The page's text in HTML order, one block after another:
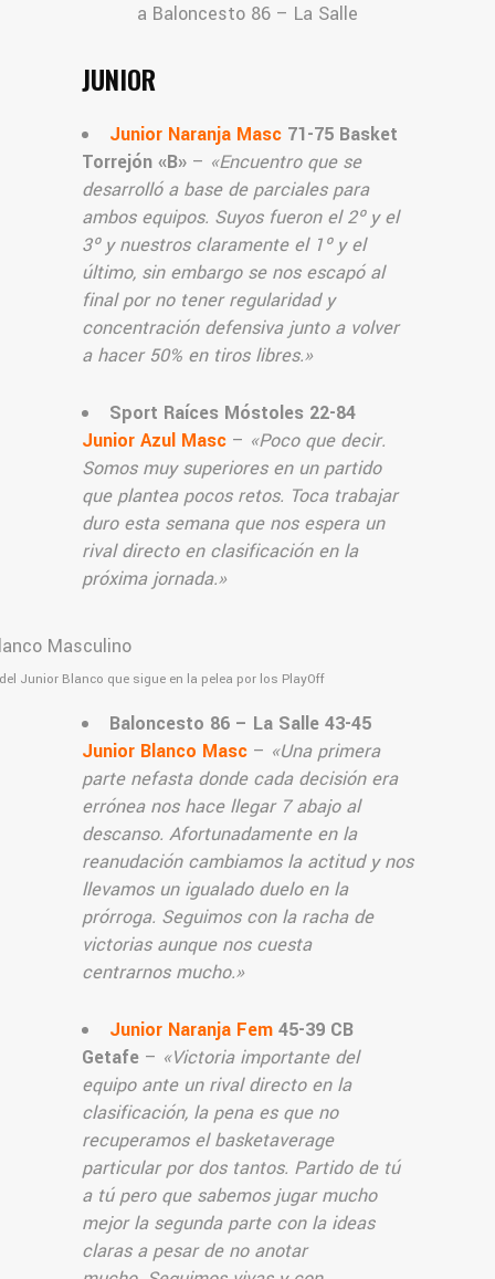
a Baloncesto 86 – La Salle
JUNIOR
Junior Naranja Masc 71-75 Basket
Torrejón «B» – «Encuentro que se
desarrolló a base de parciales para
ambos equipos. Suyos fueron el 2º y el
3º y nuestros claramente el 1º y el
último, sin embargo se nos escapó al
final por no tener regularidad y
concentración defensiva junto a volver
a hacer 50% en tiros libres.»
Sport Raíces Móstoles 22-84
Junior Azul Masc – «Poco que decir.
Somos muy superiores en un partido
que plantea pocos retos. Toca trabajar
duro esta semana que nos espera un
rival directo en clasificación en la
próxima jornada.»
Junior Blanco que sigue en la pelea por los PlayOff
Baloncesto 86 – La Salle 43-45
Junior Blanco Masc – «Una primera
parte nefasta donde cada decisión era
errónea nos hace llegar 7 abajo al
descanso. Afortunadamente en la
reanudación cambiamos la actitud y nos
llevamos un igualado duelo en la
prórroga. Seguimos con la racha de
victorias aunque nos cuesta
centrarnos mucho.»
Junior Naranja Fem 45-39 CB
Getafe – «Victoria importante del
equipo ante un rival directo en la
clasificación, la pena es que no
recuperamos el basketaverage
particular por dos tantos. Partido de tú
a tú pero que sabemos jugar mucho
mejor la segunda parte con la ideas
claras a pesar de no anotar